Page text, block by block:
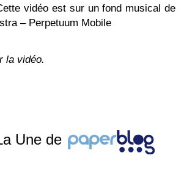
vidéo est sur un fond musical de
– Perpetuum Mobile
la vidéo.
Une de